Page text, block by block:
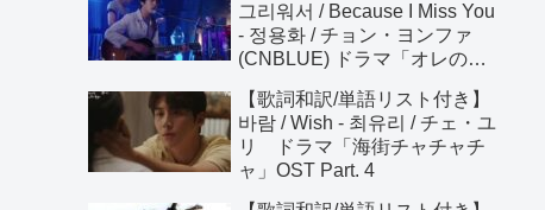
그리워서 / Because I Miss You
- 정용화 / チョン・ヨンファ
(CNBLUE) ドラマ「オレのこ
【歌詞和訳/単語リスト付き】
바람 / Wish - 최유리 / チェ・ユ
リ ドラマ「海街チャチャチ
ャ」OST Part. 4